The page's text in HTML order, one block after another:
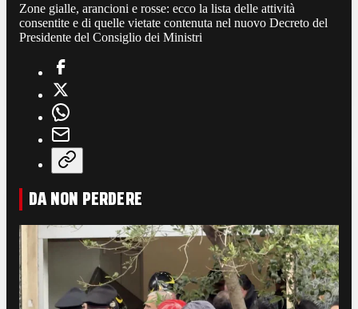
Zone gialle, arancioni e rosse: ecco la lista delle attività
consentite e di quelle vietate contenuta nel nuovo Decreto del
Presidente del Consiglio dei Ministri
DA NON PERDERE